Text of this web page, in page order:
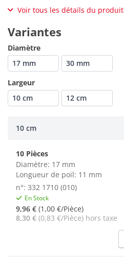
Voir tous les détails du produit
Variantes
Diamètre
17 mm
30 mm
Largeur
10 cm
12 cm
10 cm
10 Pièces
Diamètre: 17 mm
Longueur de poil: 11 mm
n°: 332 1710 (010)
En Stock
9,96 € (1,00 €/Pièce)
8,30 € (0,83 €/Pièce) hors taxe